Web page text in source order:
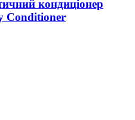
кондиціонер
Conditioner